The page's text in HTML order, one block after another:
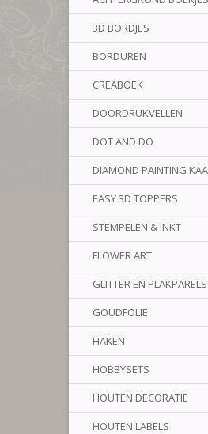
3D BORDJES
BORDUREN
CREABOEK
DOORDRUKVELLEN
DOT AND DO
DIAMOND PAINTING
EASY 3D TOPPERS
STEMPELEN & INKT
FLOWER ART
GLITTER EN PLAKPARELS
GOUDFOLIE
HAKEN
HOBBYSETS
HOUTEN DECORATIE
HOUTEN LABELS